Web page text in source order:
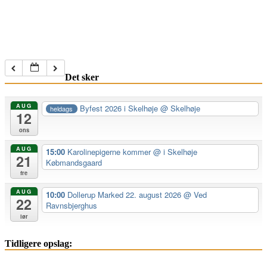
Det sker
AUG
12
ons
heldags Byfest 2026 i Skelhøje@ Skelhøje
AUG
21
fre
15:00 Karolinepigerne kommer@ i Skelhøje
Købmandsgaard
AUG
22
lør
10:00 Dollerup Marked 22. august 2026 @ Ved
Ravnsbjerghus
Tidligere opslag: